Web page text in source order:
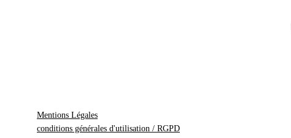
Mentions Légales
conditions générales d'utilisation / RGPD